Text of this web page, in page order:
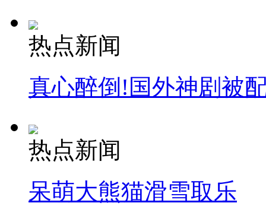
热点新闻
真心醉倒!国外神剧被
热点新闻
呆萌大熊猫滑雪取乐